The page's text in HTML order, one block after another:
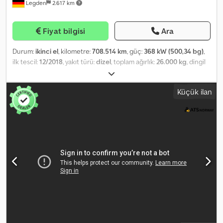
yardımcı olmaktan memnuniyet duyarız. Lütfen isteklerinizi ve
karşılığında aşağıdaki hizmetleri sunabiliriz:----Eski aracınızın takas
edilmesiTÜV/SP muayenesiTamamen ihracat işlemlerinin
yapılmasıAraçların taşınmasıAraçların ruhsatlandırılmasıKurtarma
ve araç nakliye hizmetleri----SİZİN VTS EKİBİNİZ
Legden 2.617 km
Fiyat bilgisi Ara
Durum: ikinci el, kilometre:708.514 km, güç: 368 kW (500,34 bg),
ilk tescil:12/2018, yakıt türü:dizel, toplam ağırlık:26.000 kg, dingil
, bir sonraki muayene (TÜV):
frenler:retarder, renk:beyaz, vites türü:otomatik, emisyon sınıfı:
Euro 6, toplam genişlik: 3.631 mm,
yükleme alanı uzunluğu:
mm, yükleme alanı yüksekliği:
ABS, elektronik
Navigasyon / Trafik / SD kart yuvası / Kamera (hazırlık) * Çok
fonksiyonlu direksiyon simidi (deri) olan yol bilgisayarı * Otomatik
klima * Bekleme ısıtıcısı * Soğutucu kutu * Elektrikli güneşlik ----*
Küçük ilan